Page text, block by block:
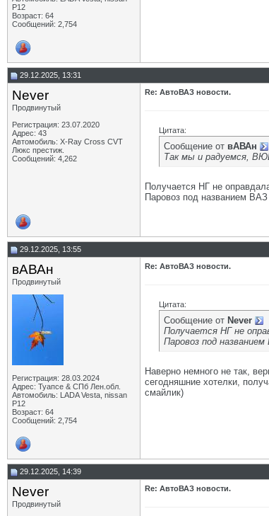
P12
Возраст: 64
Сообщений: 2,754
29.12.2025, 13:31
Never
Продвинутый
Регистрация: 23.07.2020
Адрес: 43
Автомобиль: X-Ray Cross CVT
Люкс престиж.
Сообщений: 4,262
Re: АвтоВАЗ новости.
Цитата:
Сообщение от вАВАн
Так мы и радуемся,
Получается НГ не
Паровоз под названием
29.12.2025, 13:55
вАВАн
Продвинутый
Регистрация: 28.03.2024
Адрес: Туапсе & СПб Лен.обл.
Автомобиль: LADA Vesta, nissan
P12
Возраст: 64
Сообщений: 2,754
Re: АвтоВАЗ новости.
Цитата:
Сообщение от Never
Получается НГ не
Паровоз под
Наверно немного не так,
сегодняшние хотелки,
смайлик)
29.12.2025, 14:39
Never
Продвинутый
Re: АвтоВАЗ новости.